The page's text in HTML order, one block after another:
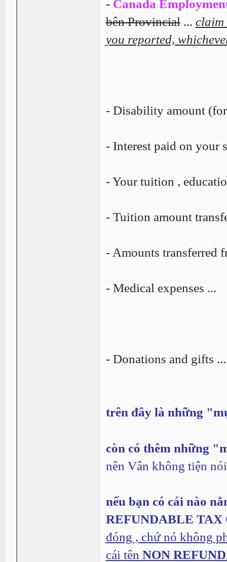
- Canada
bên Provincial... claim
you reported,
- Disability amount
- Interest paid on your
- Your tuition ,
- Tuition amount
- Amounts transferred
- Medical expenses ...
- Donations and gifts ...
trên đây là những
còn có thêm những
nên Vân không tiện
nếu bạn có cái nào
REFUNDABLE TAX
đóng , chứ nó không
cái tên NON